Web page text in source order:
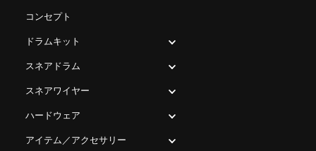
コンセプト
ドラムキット
スネアドラム
スネアワイヤー
ハードウェア
アイテム／アクセサリー